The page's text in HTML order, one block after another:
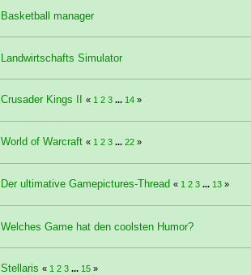
Basketball manager
Landwirtschafts Simulator
Crusader Kings II « 1 2 3 ... 14»
World of Warcraft « 1 2 3 ... 22»
Der ultimative Gamepictures-Thread « 1 2 3 ... 13»
Welches Game hat den coolsten Humor?
Stellaris « 1 2 3 ... 15»